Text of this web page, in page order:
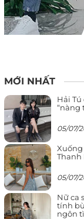
MỚI NHẤT
Hải
“nàng
05/07/
Xuống
Thanh
05/07/
Nữ ca
tính
ngôn